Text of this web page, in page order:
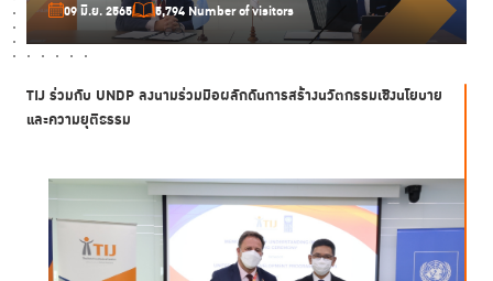
09 มิ.ย. 2565 5,794 Number of visitors
TIJร่วมกับ UNDPลงนามร่วมมือผลักดันการสร้างนวัตกรรมเชิงนโยบาย
และความยุติธรรม